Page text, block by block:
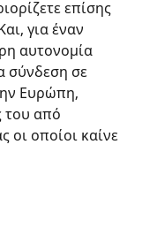
επίσης
για έναν
αυτονομία
σύνδεση σε
Ευρώπη,
του από
οι οποίοι καίνε